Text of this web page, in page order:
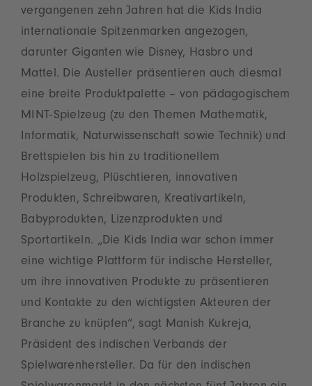
vergangenen zehn Jahren hat die Kids India
internationale Spitzenmarken angezogen,
darunter Giganten wie Disney, Hasbro und
Mattel. Die Austeller präsentieren auch diesmal
eine breite Produktpalette – von pädagogischem
MINT-Spielzeug (zu den Themen Mathematik,
Informatik, Naturwissenschaft sowie Technik) und
Brettspielen bis hin zu traditionellem
Holzspielzeug, Plüschtieren, innovativen
Produkten, Schreibwaren, Kreativartikeln,
Babyprodukten, Lizenzprodukten und
Sportartikeln. „Die Kids India war schon immer
eine wichtige Plattform für indische Hersteller,
um ihre innovativen Produkte zu präsentieren
und Kontakte zu den wichtigsten Akteuren der
Branche zu knüpfen“, sagt Manish Kukreja,
Präsident des indischen Verbands der
Spielwarenhersteller. Da für den indischen